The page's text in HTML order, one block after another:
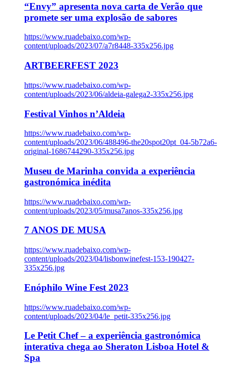
“Envy” apresenta nova carta de Verão que
promete ser uma explosão de sabores
https://www.ruadebaixo.com/wp-
content/uploads/2023/07/a7r8448-335x256.jpg
ARTBEERFEST 2023
https://www.ruadebaixo.com/wp-
content/uploads/2023/06/aldeia-galega2-335x256.jpg
Festival Vinhos n’Aldeia
https://www.ruadebaixo.com/wp-
content/uploads/2023/06/488496-the20spot20pt_04-5b72a6-
original-1686744290-335x256.jpg
Museu de Marinha convida a experiência
gastronómica inédita
https://www.ruadebaixo.com/wp-
content/uploads/2023/05/musa7anos-335x256.jpg
7 ANOS DE MUSA
https://www.ruadebaixo.com/wp-
content/uploads/2023/04/lisbonwinefest-153-190427-
335x256.jpg
Enóphilo Wine Fest 2023
https://www.ruadebaixo.com/wp-
content/uploads/2023/04/le_petit-335x256.jpg
Le Petit Chef – a experiência gastronómica
interativa chega ao Sheraton Lisboa Hotel &
Spa